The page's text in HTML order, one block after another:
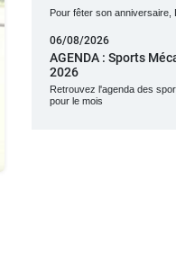
Pour fêter son anniversaire,
06/08/2026
AGENDA : Sports
2026
Retrouvez l'agenda des
pour le mois